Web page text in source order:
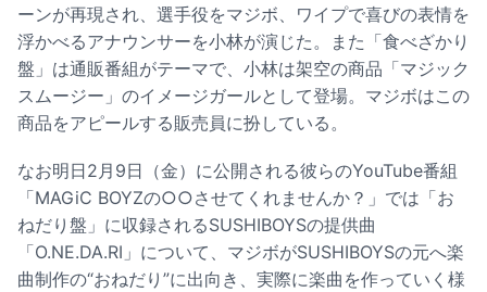
ーンが再現され、選手役をマジボ、ワイプで喜びの表情を
浮かべるアナウンサーを小林が演じた。また「食べざかり
盤」は通販番組がテーマで、小林は架空の商品「マジック
スムージー」のイメージガールとして登場。マジボはこの
商品をアピールする販売員に扮している。
なお明日2月9日（金）に公開される彼らのYouTube番組
「MAGiC BOYZの○○させてくれませんか？」では「お
ねだり盤」に収録されるSUSHIBOYSの提供曲
「O.NE.DA.RI」について、マジボがSUSHIBOYSの元へ楽
曲制作の“おねだり”に出向き、実際に楽曲を作っていく様